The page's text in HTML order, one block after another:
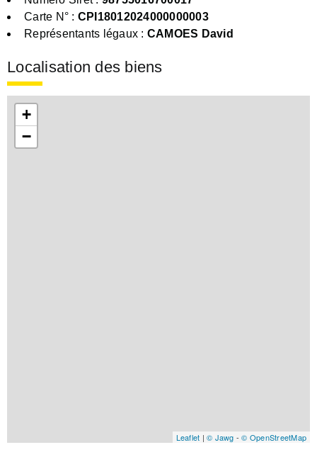
Carte N° : CPI18012024000000003
Représentants légaux : CAMOES David
Localisation des biens
+
−
Leaflet | © Jawg -© OpenStreetMap